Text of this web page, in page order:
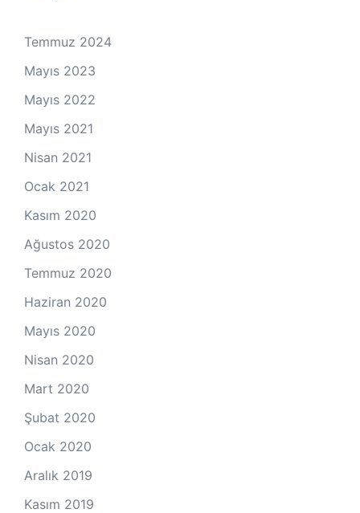
Temmuz 2024
Mayıs 2023
Mayıs 2022
Mayıs 2021
Nisan 2021
Ocak 2021
Kasım 2020
Ağustos 2020
Temmuz 2020
Haziran 2020
Mayıs 2020
Nisan 2020
Mart 2020
Şubat 2020
Ocak 2020
Aralık 2019
Kasım 2019